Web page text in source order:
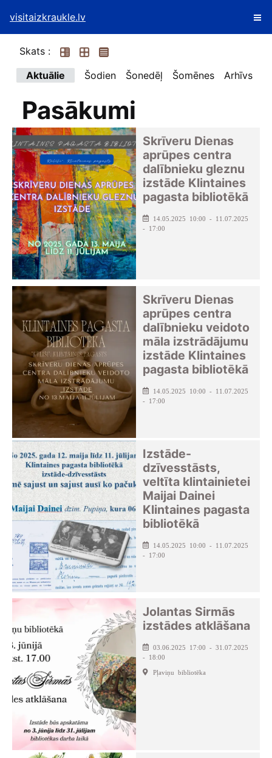
visitaizkraukle.lv
Skats :
Aktuālie
Šodien Šonedēļ Šomēnes Arhīvs
Pasākumi
Skrīveru Dienas
aprūpes centra
dalībnieku gleznu
izstāde Klintaines
pagasta bibliotēkā
14.05.2025 10:00 - 11.07.2025
- 17:00
Skrīveru Dienas
aprūpes centra
dalībnieku veidoto
māla izstrādājumu
izstāde Klintaines
pagasta bibliotēkā
14.05.2025 10:00 - 11.07.2025
- 17:00
Izstāde-
dzīvesstāsts,
veltīta klintainietei
Maijai Dainei
Klintaines pagasta
bibliotēkā
14.05.2025 10:00 - 11.07.2025
- 17:00
Jolantas Sirmās
izstādes atklāšana
03.06.2025 17:00 - 31.07.2025
- 18:00
Pļaviņu bibliotēka